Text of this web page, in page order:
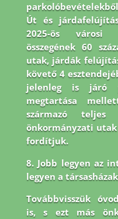
Út és
2025-ös városi
összegének 60
utak, járdák
követő 4
jelenleg is járó
megtartása
származó
önkormányzati
fordítjuk.
8. Jobb legyen az
legyen a
Továbbvisszük
is, s ezt más